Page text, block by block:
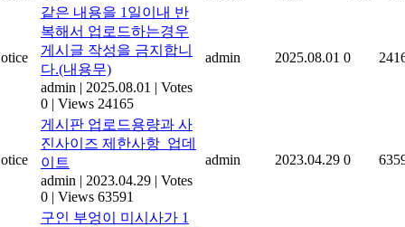
같은 내용을 1일이내 반
복해서 업로드하는경우
게시글 작성을 금지합니
다.(내용무)
admin | 2025.08.01 | Votes
0 | Views 24165
admin 2025.08.01 0
게시판 업로드용량과 사
진사이즈 제한사항_업데
이트
admin | 2023.04.29 | Votes
0 | Views 63591
admin 2023.04.29 0
구인 부엉이 미시사가 1